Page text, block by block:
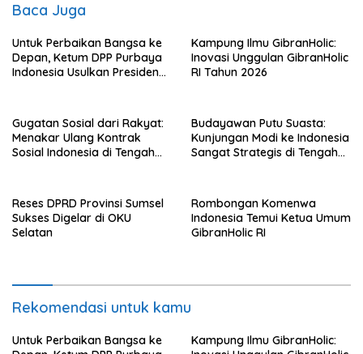
Baca Juga
Untuk Perbaikan Bangsa ke
Depan, Ketum DPP Purbaya
Indonesia Usulkan Presiden
Ekonomi
Kampung Ilmu GibranHolic:
Inovasi Unggulan GibranHolic
RI Tahun 2026
Gugatan Sosial dari Rakyat:
Menakar Ulang Kontrak
Sosial Indonesia di Tengah
Budayawan Putu Suasta:
Kunjungan Modi ke Indonesia
Sangat Strategis di Tengah
Reses DPRD Provinsi Sumsel
Sukses Digelar di OKU
Selatan
Rombongan Komenwa
Indonesia Temui Ketua Umum
GibranHolic RI
Rekomendasi untuk kamu
Untuk Perbaikan Bangsa ke
Kampung Ilmu GibranHolic: